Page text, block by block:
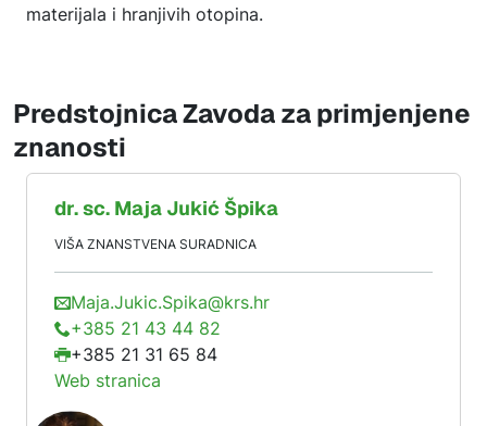
materijala i hranjivih otopina.
Predstojnica Zavoda za primjenjene
znanosti
dr. sc. Maja Jukić Špika
VIŠA ZNANSTVENA SURADNICA
Maja.Jukic.Spika@krs.hr
+385 21 43 44 82
+385 21 31 65 84
Web stranica